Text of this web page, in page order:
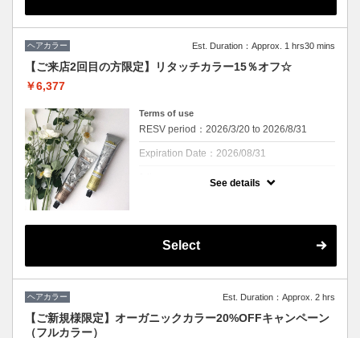
ご新規様限定・期間限定キャンペーンとなり
ヘアカラー Est. Duration：Approx. 1 hrs30 mins
【ご来店2回目の方限定】リタッチカラー15％オフ☆
￥6,377
Terms of use
RESV period：2026/3/20 to 2026/8/31
Expiration Date：2026/08/31
②前回の当店でのカラーから2ヶ月以内にご
クーポンについて
Cu二子玉川店にて、ヘアカラー施術が2回目
の方に限りリタッチカラーが15％オフになる
クーポンです。是非ご活用下さい☆
前回の当店でのカラーリングが2ヶ月以内の
See details
Select
ヘアカラー Est. Duration：Approx. 2 hrs
【ご新規様限定】オーガニックカラー20%OFFキャンペーン
（フルカラー）